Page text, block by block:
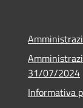
31/07/2024
Informativa